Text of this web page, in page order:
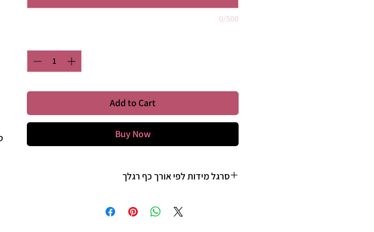
0/500
Add to Cart
Buy Now
סרגל מידות לפי אורך כף רגלך